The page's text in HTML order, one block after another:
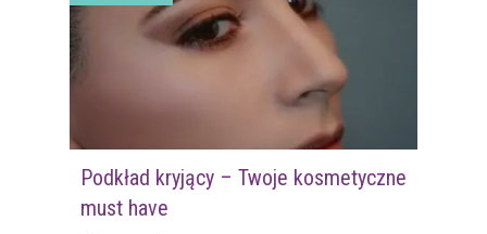
Podkład kryjący – Twoje kosmetyczne
must have